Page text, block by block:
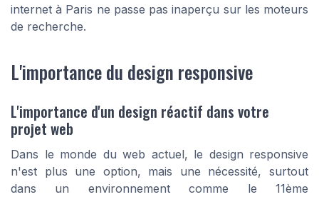
internet à Paris ne passe pas inaperçu sur les moteurs
de recherche.
L'importance du design responsive
L'importance d'un design réactif dans votre
projet web
Dans le monde du web actuel, le design responsive
n'est plus une option, mais une nécessité, surtout
dans un environnement comme le 11ème